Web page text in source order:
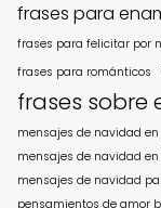
frases para
frases para felicitar por
frases para románticos
frases sobre
mensajes de navidad
mensajes de navidad
mensajes de navidad
pensamientos de amor